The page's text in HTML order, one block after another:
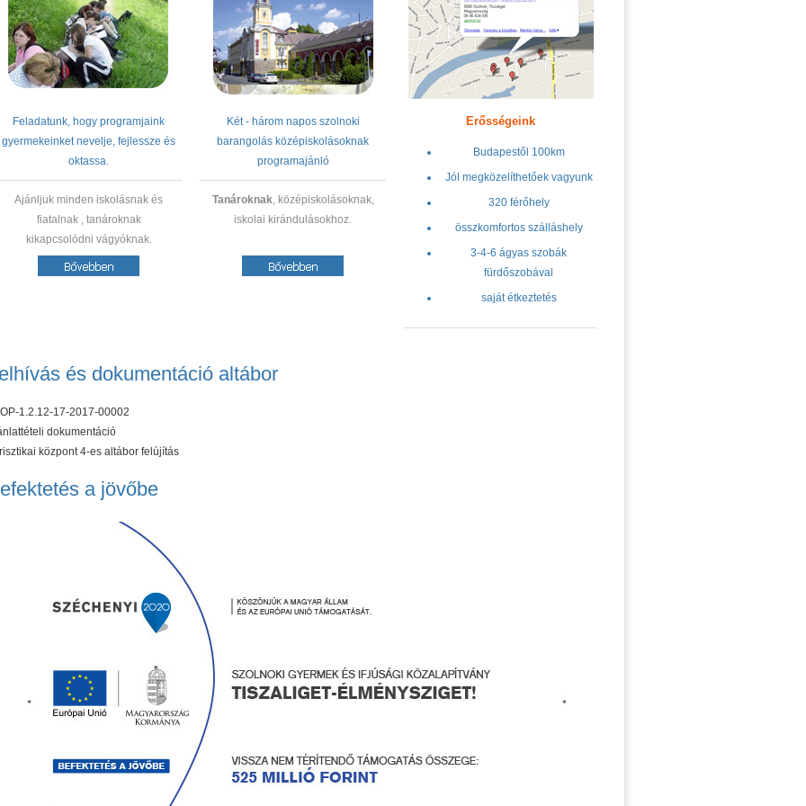
Feladatunk, hogy programjaink
gyermekeinket nevelje, fejlessze és
oktassa.
Ajánljuk minden iskolásnak és
fiatalnak , tanároknak
kikapcsolódni vágyóknak.
Két - három napos szolnoki
barangolás középiskolásoknak
programajánló
Tanároknak, középiskolásoknak,
iskolai kirándulásokhoz.
Erősségeink
Budapestől 100km
Jól megközelíthetőek vagyunk
320 férőhely
összkomfortos szálláshely
3-4-6 ágyas szobák
fürdőszobával
saját étkeztetés
és dokumentáció altábor
1.2.12-17-2017-00002
dokumentáció
központ 4-es altábor felújítás
a jövőbe